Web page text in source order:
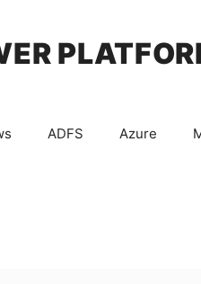
ADFS Azure